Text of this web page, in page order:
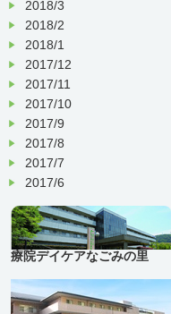
2018/3
2018/2
2018/1
2017/12
2017/11
2017/10
2017/9
2017/8
2017/7
2017/6
療院デイケアなごみの里